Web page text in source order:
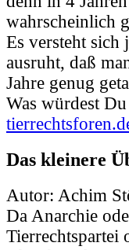
wahrscheinlich
Es versteht sich
ausruht, daß
Jahre genug
Was würdest
Das kleinere
Autor: Achim
Da Anarchie
Tierrechtspartei